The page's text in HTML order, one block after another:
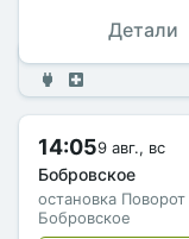
Детали
14:059 авг., вс
Бобровское
остановка Поворот
Бобровское